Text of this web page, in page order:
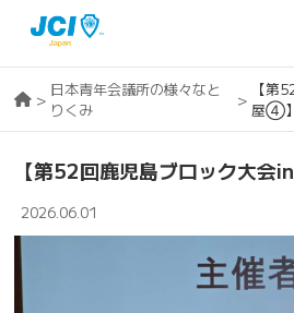
> 日本青年会議所の様々なと
りくみ
>
【第
屋④】
【第52回鹿児島ブロック大会
2026.06.01